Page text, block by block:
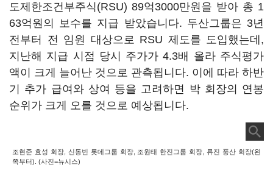
도제한조건부주식(RSU) 89억3000만원을 받아 총 1
63억원의 보수를 지급 받았습니다. 두산그룹은 3년
전부터 전 임원 대상으로 RSU 제도를 도입했는데 ,
지난해 지급 시점 당시 주가가4.3배 올라 주식평가
액이 크게 늘어난 것으로 관측됩니다. 이에 따라 하반
기 추가 급여와 상여 등을 고려하면 박 회장의 연봉
순위가 크게 오를 것으로 예상됩니다.
조현준 효성 회장, 신동빈 롯데그룹 회장, 조원태 한진그룹 회장, 류진 풍산 회장(왼
쪽부터). (사진=뉴시스)